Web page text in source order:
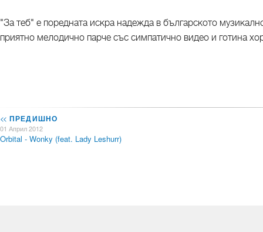
"За теб" е поредната искра надежда в българското
приятно мелодично парче със симпатично видео и готина
<< ПРЕДИШНО
01 Април 2012
Orbital - Wonky (feat. Lady Leshurr)